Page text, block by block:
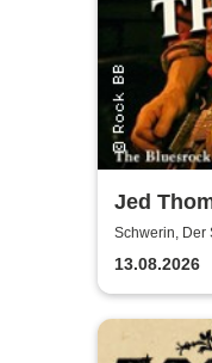
Jed
Tour
Schwerin, Der
13.08.2026